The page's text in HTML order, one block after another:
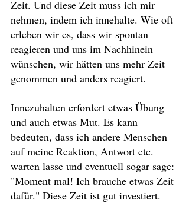
Zeit. Und diese Zeit muss ich mir
nehmen, indem ich innehalte. Wie oft
erleben wir es, dass wir spontan
reagieren und uns im Nachhinein
wünschen, wir hätten uns mehr Zeit
genommen und anders reagiert.
Innezuhalten erfordert etwas Übung
und auch etwas Mut. Es kann
bedeuten, dass ich andere Menschen
auf meine Reaktion, Antwort etc.
warten lasse und eventuell sogar sage:
"Moment mal! Ich brauche etwas Zeit
dafür." Diese Zeit ist gut investiert.